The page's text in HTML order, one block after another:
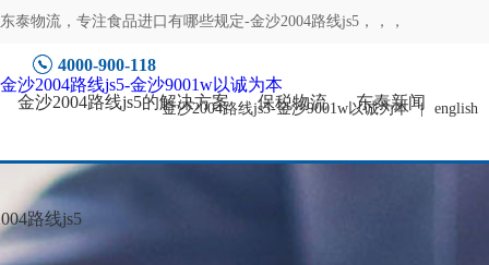
东泰物流，专注食品进口有哪些规定-金沙2004路线js5 ，，，
4000-900-118
金沙2004路线js5-金沙9001w以诚为本 | english
金沙2004路线js5-金沙9001w以诚为本
金沙2004路线js5的解决方案
保税物流 东泰新闻
路线js5